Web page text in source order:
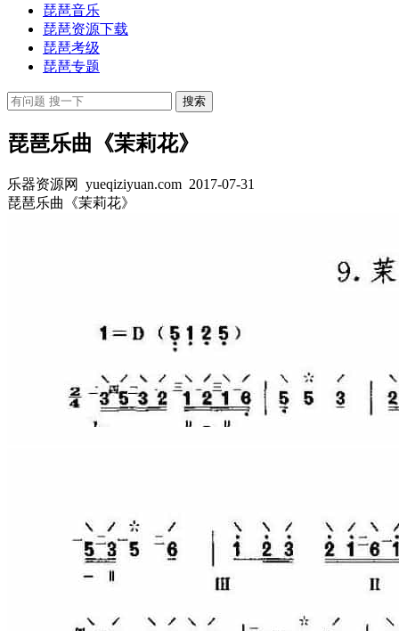
琵琶音乐
琵琶资源下载
琵琶考级
琵琶专题
琵琶乐曲《茉莉花》
乐器资源网 yueqiziyuan.com 2017-07-31
琵琶乐曲《茉莉花》